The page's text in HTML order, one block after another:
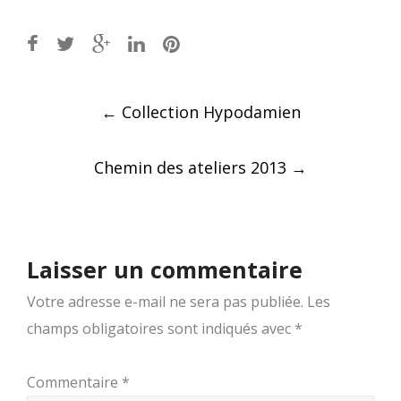
← Collection Hypodamien
Chemin des ateliers 2013 →
Laisser un commentaire
Votre adresse e-mail ne sera pas publiée. Les
champs obligatoires sont indiqués avec *
Commentaire *